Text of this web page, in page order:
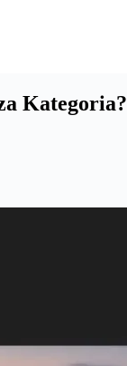
Kategoria?